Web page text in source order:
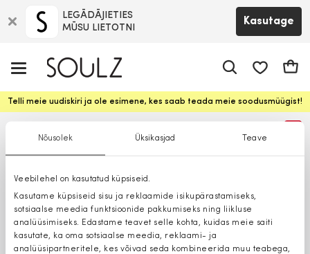
Nõusolek Üksikasjad Teave
Veebilehel on kasutatud küpsiseid.
Kasutame küpsiseid sisu ja reklaamide isikupärastamiseks,
sotsiaalse meedia funktsioonide pakkumiseks ning liikluse
analüüsimiseks. Edastame teavet selle kohta, kuidas meie saiti
kasutate, ka oma sotsiaalse meedia, reklaami- ja
analüüsipartneritele, kes võivad seda kombineerida muu teabega,
LEGĀDĀJIETIES
MŪSU LIETOTNI
Kasutage
Telli meie uudiskiri ja ole esimene, kes saab teada meie soodusmüügist!